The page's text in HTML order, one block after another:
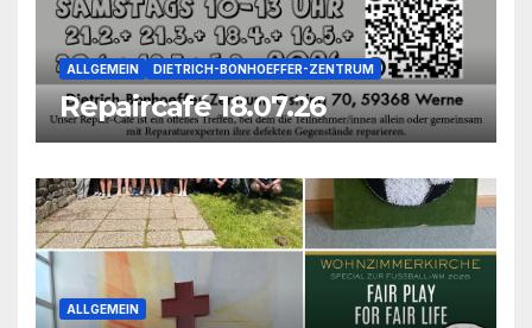
ALLGEMEIN DIETRICH-BONHOEFFER-ZENTRUM
Repaircafé 18.07.26
ALLGEMEIN